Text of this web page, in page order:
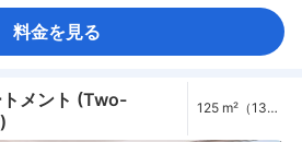
料金を見る
メント (Two-
125 m²（1345